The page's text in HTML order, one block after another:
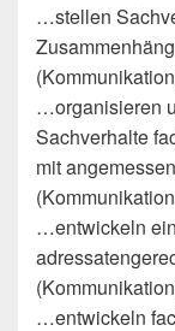
…stellen
…organisieren
Sachverhalte
mit
…entwickeln
…entwickeln